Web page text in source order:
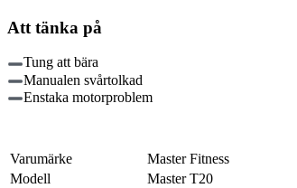
Att tänka på
Tung att bära
Manualen svårtolkad
Enstaka motorproblem
Varumärke
Master Fitness
Modell
Master T20